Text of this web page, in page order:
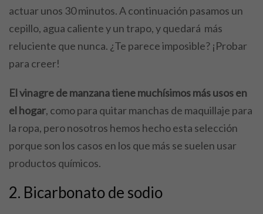
actuar unos 30 minutos. A continuación pasamos un
cepillo, agua caliente y un trapo, y quedará más
reluciente que nunca. ¿Te parece imposible? ¡Probar
para creer!
El vinagre de manzana tiene muchísimos más usos en
el hogar, como para quitar manchas de maquillaje para
la ropa, pero nosotros hemos hecho esta selección
porque son los casos en los que más se suelen usar
productos químicos.
2. Bicarbonato de sodio